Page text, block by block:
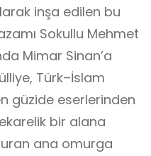
inşa edilen bu
Sokullu Mehmet
Mimar Sinan’a
Türk–İslam
güzide eserlerinden
bir alana
ana omurga